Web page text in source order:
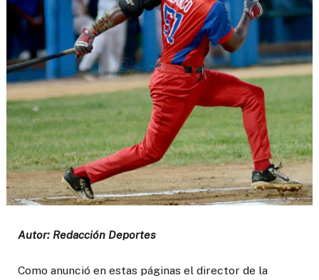
Autor: Redacción Deportes
Como anunció en estas páginas el director de la